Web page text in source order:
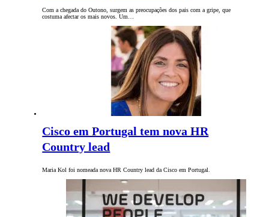
Com a chegada do Outono, surgem as preocupações dos pais com a gripe, que
costuma afectar os mais novos. Um…
Cisco em Portugal tem nova HR
Country lead
Maria Kol foi nomeada nova HR Country lead da Cisco em Portugal.